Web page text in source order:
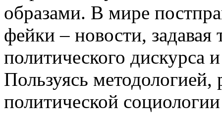
образами. В мире
фейки – новости,
политического дискурса
Пользуясь методологией,
политической